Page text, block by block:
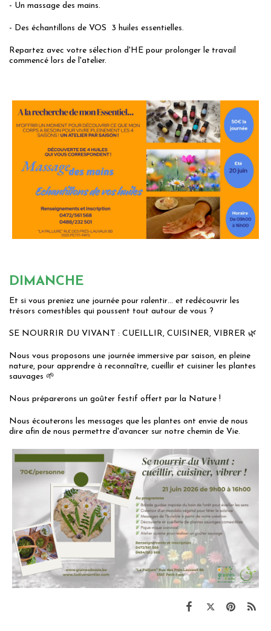
- Un massage des mains.
- Des échantillons de VOS 3 huiles essentielles.
Repartez avec votre sélection d'HE pour prolonger le travail
commencé lors de l'atelier.
DIMANCHE
Et si vous preniez une journée pour ralentir… et redécouvrir les
trésors comestibles qui poussent tout autour de vous ?
SE NOURRIR DU VIVANT : CUEILLIR, CUISINER, VIBRER 🌿
Nous vous proposons une journée immersive par saison, en pleine
nature, pour apprendre à reconnaître, cueillir et cuisiner les plantes
sauvages 🌱
Nous préparerons un goûter festif offert par la Nature !
Nous écouterons les messages que les plantes ont envie de nous
dire afin de nous permettre d'avancer sur notre chemin de Vie.